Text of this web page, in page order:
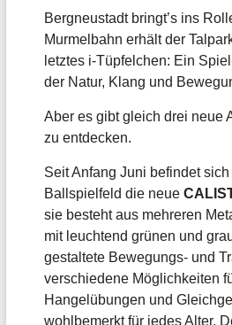
Bergneustadt
Bergneustadt bringt’s ins
Murmelbahn erhält der
letztes i-Tüpfelchen: Ein
der Natur, Klang und
Aber es gibt gleich drei neue
zu entdecken.
Seit Anfang Juni befindet
Ballspielfeld die neue
sie besteht aus mehreren
mit leuchtend grünen und
gestaltete Bewegungs- und
verschiedene Möglichkeiten
Hangelübungen und
wohlbemerkt für jedes Alter.